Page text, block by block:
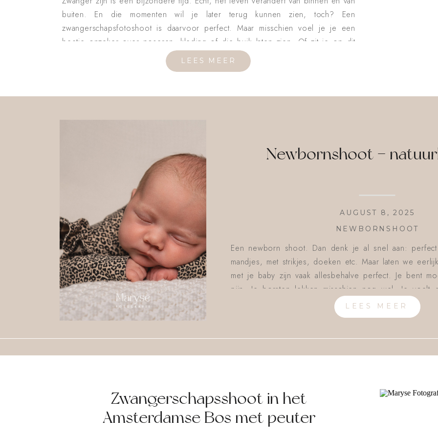
LEES MEER
buiten. En die momenten wil je later terug kunnen zien, toch? Een
zwangerschapsfotoshoot is daarvoor perfect. Maar misschien voel je je een
beetje onzeker over poseren, kleding of die buik laten zien. Of zit je op dit
LEES MEER
Een newborn shoot. Dan denk je al snel aan:
mandjes, met strikjes, doeken etc. Maar laten we
met je baby zijn vaak allesbehalve perfect. Je bent
pijn. Je borsten lekken misschien nog wel. Je
NEWBORNSHOOT
AUGUST 8, 2025
Newbornshoot –
LEES MEER
Zwangerschapsshoot in het
Amsterdamse Bos met peuter